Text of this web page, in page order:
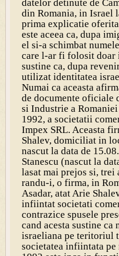
datelor detinute de
din Romania, in Israel
prima explicatie
este aceea ca, dupa
el si-a schimbat
care l-ar fi folosit doar
sustine ca, dupa
utilizat identitatea
Numai ca aceasta
de documente oficiale
si Industrie a
1992, a societatii
Impex SRL. Aceasta
Shalev, domiciliat in
nascut la data de
Stanescu (nascut la
lasat mai prejos si,
randu-i, o firma, in
Asadar, atat Arie
infiintat societati
contrazice spusele
cand acesta sustine
israeliana pe teritoriul
societatea infiintata